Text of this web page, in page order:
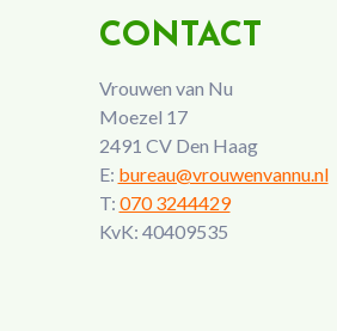
CONTACT
Vrouwen van Nu
Moezel 17
2491 CV Den Haag
E: bureau@vrouwenvannu.nl
T: 070 3244429
KvK: 40409535